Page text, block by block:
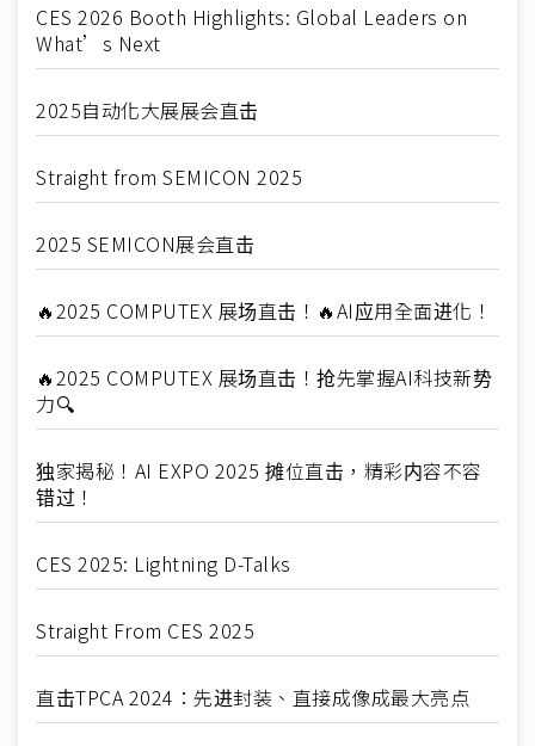
CES 2026 Booth Highlights: Global Leaders on
What’s Next
2025自动化大展展会直击
Straight from SEMICON 2025
2025 SEMICON展会直击
🔥2025 COMPUTEX 展场直击！🔥AI应用全面进化！
🔥2025 COMPUTEX 展场直击！抢先掌握AI科技新势
力🔍
独家揭秘！AI EXPO 2025 摊位直击，精彩内容不容
错过！
CES 2025: Lightning D-Talks
Straight From CES 2025
直击TPCA 2024：先进封装、直接成像成最大亮点